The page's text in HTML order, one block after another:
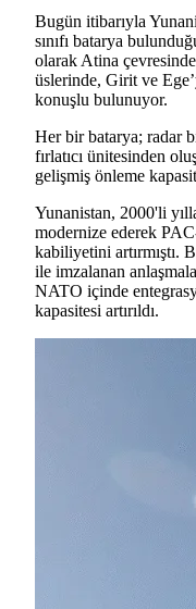
Bugün itibarıyla
sınıfı batarya
olarak Atina
üslerinde, Girit ve
konuşlu bulunuyor.
Her bir batarya; radar
fırlatıcı ünitesinden
gelişmiş önleme
Yunanistan, 2000'li
modernize ederek
kabiliyetini artırmıştı.
ile imzalanan
NATO içinde
kapasitesi artırıldı.